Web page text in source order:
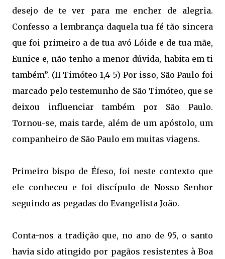
desejo de te ver para me encher de alegria.
Confesso a lembrança daquela tua fé tão sincera
que foi primeiro a de tua avó Lóide e de tua mãe,
Eunice e, não tenho a menor dúvida, habita em ti
também”. (II Timóteo 1,4-5) Por isso, São Paulo foi
marcado pelo testemunho de São Timóteo, que se
deixou influenciar também por São Paulo.
Tornou-se, mais tarde, além de um apóstolo, um
companheiro de São Paulo em muitas viagens.
Primeiro bispo de Éfeso, foi neste contexto que
ele conheceu e foi discípulo de Nosso Senhor
seguindo as pegadas do Evangelista João.
Conta-nos a tradição que, no ano de 95, o santo
havia sido atingido por pagãos resistentes à Boa